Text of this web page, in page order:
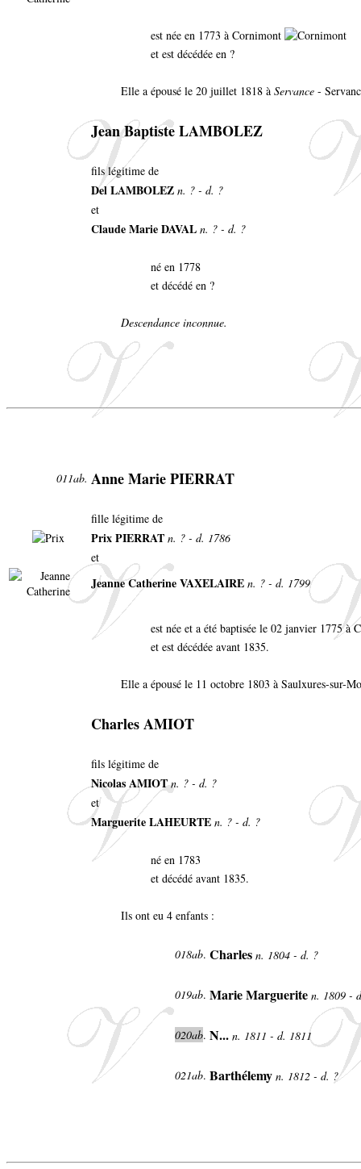
est née en 1773 à Cornimont
et est décédée en ?
Elle a épousé le 20 juillet 1818 à Servance -
Jean Baptiste LAMBOLEZ
fils légitime de
Del LAMBOLEZ n. ? - d. ?
et
Claude Marie DAVAL n. ? - d. ?
né en 1778
et décédé en ?
Descendance inconnue.
011ab. Anne Marie PIERRAT
fille légitime de
Prix PIERRAT n. ? - d. 1786
et
Jeanne Catherine VAXELAIRE n. ? - d. 1799
est née et a été baptisée le 02 janvier 1775 à
et est décédée avant 1835.
Elle a épousé le 11 octobre 1803 à Saulxures-sur-
Charles AMIOT
fils légitime de
Nicolas AMIOTn. ? - d. ?
et
Marguerite LAHEURTE n. ? - d. ?
né en 1783
et décédé avant 1835.
Ils ont eu 4 enfants :
018ab. Charles n. 1804 - d. ?
019ab. Marie Marguerite n. 1809 -
020ab. N... n. 1811 - d. 1811
021ab. Barthélemy n. 1812 - d. ?